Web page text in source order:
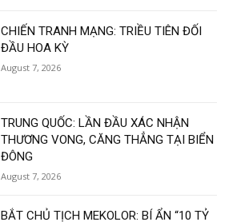
CHIẾN TRANH MẠNG: TRIỀU TIÊN ĐỐI
ĐẦU HOA KỲ
August 7, 2026
TRUNG QUỐC: LẦN ĐẦU XÁC NHẬN
THƯƠNG VONG, CĂNG THẲNG TẠI BIỂN
ĐÔNG
August 7, 2026
BẮT CHỦ TỊCH MEKOLOR: BÍ ẨN “10 TỶ